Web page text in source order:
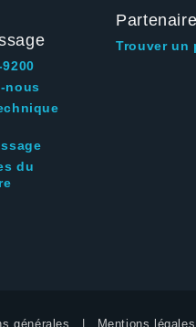
nous
du
Trouver un
générales Mentions légales